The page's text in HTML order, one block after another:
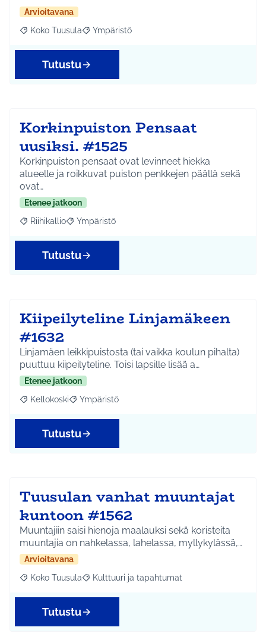
Arvioitavana
Rajaa tulokset aihepiirin mukaan: Koko Tuusula
Koko Tuusula Rajaa tulokset teeman mukaan: Ympäristö
Ympäristö
Tutustu
Korkinpuiston Pensaat
uusiksi. #1525
Korkinpuiston pensaat ovat levinneet hiekka
alueelle ja roikkuvat puiston penkkejen päällä sekä
ovat…
Etenee jatkoon
Rajaa tulokset aihepiirin mukaan: Riihikallio
Riihikallio Rajaa tulokset teeman mukaan: Ympäristö
Ympäristö
Tutustu
Kiipeilyteline Linjamäkeen
#1632
Linjamäen leikkipuistosta (tai vaikka koulun pihalta)
puuttuu kiipeilyteline. Toisi lapsille lisää a…
Etenee jatkoon
Rajaa tulokset aihepiirin mukaan: Kellokoski
Kellokoski Rajaa tulokset teeman mukaan: Ympäristö
Ympäristö
Tutustu
Tuusulan vanhat muuntajat
kuntoon #1562
Muuntajiin saisi hienoja maalauksi sekä koristeita
muuntajia on nahkelassa, lahelassa, myllykylässä,…
Arvioitavana
Rajaa tulokset aihepiirin mukaan: Koko Tuusula
Koko Tuusula Rajaa tulokset teeman mukaan: Kulttuuri ja
Kulttuuri ja tapahtumat
Tutustu